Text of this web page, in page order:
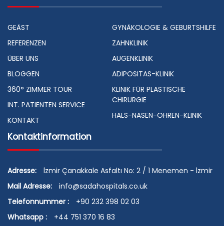
GEÄST
REFERENZEN
ÜBER UNS
BLOGGEN
360° ZIMMER TOUR
INT. PATIENTEN SERVICE
KONTAKT
GYNÄKOLOGIE & GEBURTSHILFE
ZAHNKLINIK
AUGENKLINIK
ADIPOSITAS-KLINIK
KLINIK FÜR PLASTISCHE
CHIRURGIE
HALS-NASEN-OHREN-KLINIK
Kontaktinformation
Adresse:
İzmir Çanakkale Asfaltı No: 2 / 1 Menemen - İzmir
Mail Adresse:
info@sadahospitals.co.uk
Telefonnummer :
+90 232 398 02 03
Whatsapp :
+44 751 370 16 83